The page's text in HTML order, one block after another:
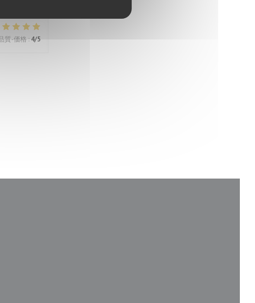
質-価格 : 4/5
ウで開きます))
ィンドウで開きます))